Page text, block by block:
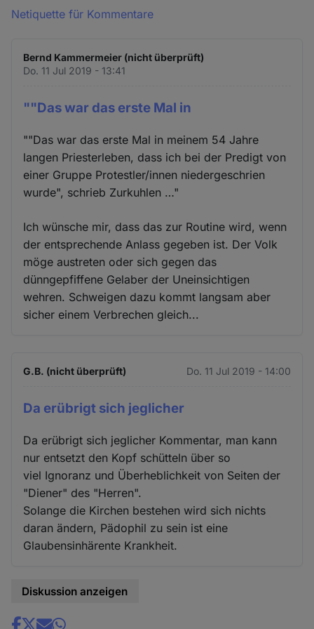
Netiquette für Kommentare
Bernd Kammermeier (nicht überprüft)
Do. 11 Jul 2019 - 13:41
""Das war das erste Mal in
""Das war das erste Mal in meinem 54 Jahre
langen Priesterleben, dass ich bei der Predigt von
einer Gruppe Protestler/innen niedergeschrien
wurde", schrieb Zurkuhlen …"
Ich wünsche mir, dass das zur Routine wird, wenn
der entsprechende Anlass gegeben ist. Der Volk
möge austreten oder sich gegen das
dünngepfiffene Gelaber der Uneinsichtigen
wehren. Schweigen dazu kommt langsam aber
sicher einem Verbrechen gleich...
G.B. (nicht überprüft) Do. 11 Jul 2019 - 14:00
Da erübrigt sich jeglicher
Da erübrigt sich jeglicher Kommentar, man kann
nur entsetzt den Kopf schütteln über so
viel Ignoranz und Überheblichkeit von Seiten der
"Diener" des "Herren".
Solange die Kirchen bestehen wird sich nichts
daran ändern, Pädophil zu sein ist eine
Glaubensinhärente Krankheit.
Diskussion anzeigen